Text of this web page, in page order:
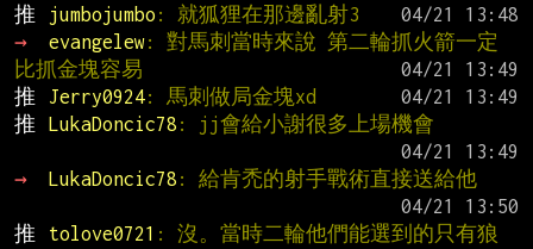
推
jumbojumbo : 就狐狸在那邊亂射3
→
evangelew: 對馬刺當時來說 第二輪抓火箭一定
比抓金塊容易
推
Jerry0924: 馬刺做局金塊xd
推
LukaDoncic78 : jj會給小謝很多上場機會
→
LukaDoncic78 : 給肯禿的射手戰術直接送給他
推
tolove0721 : 沒。當時二輪他們能選到的只有狼